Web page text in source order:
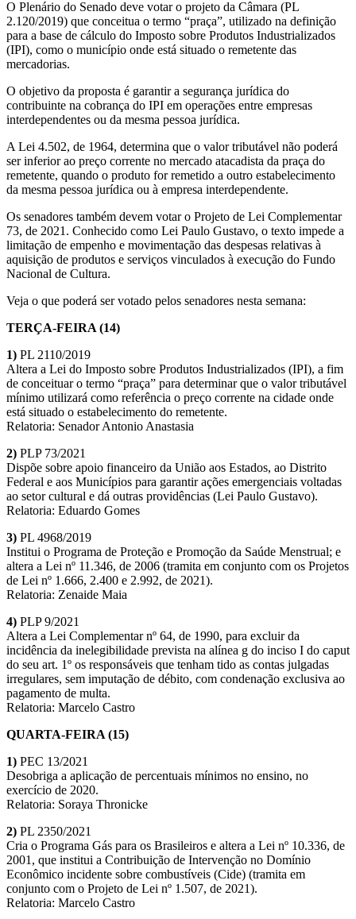
O Plenário do Senado deve votar o projeto da Câmara (PL
2.120/2019) que conceitua o termo “praça”, utilizado na definição
para a base de cálculo do Imposto sobre Produtos Industrializados
(IPI), como o município onde está situado o remetente das
mercadorias.
O objetivo da proposta é garantir a segurança jurídica do
contribuinte na cobrança do IPI em operações entre empresas
interdependentes ou da mesma pessoa jurídica.
A Lei 4.502, de 1964, determina que o valor tributável não poderá
ser inferior ao preço corrente no mercado atacadista da praça do
remetente, quando o produto for remetido a outro estabelecimento
da mesma pessoa jurídica ou à empresa interdependente.
Os senadores também devem votar o Projeto de Lei Complementar
73, de 2021. Conhecido como Lei Paulo Gustavo, o texto impede a
limitação de empenho e movimentação das despesas relativas à
aquisição de produtos e serviços vinculados à execução do Fundo
Nacional de Cultura.
Veja o que poderá ser votado pelos senadores nesta semana:
TERÇA-FEIRA (14)
1) PL 2110/2019
Altera a Lei do Imposto sobre Produtos Industrializados (IPI), a fim
de conceituar o termo “praça” para determinar que o valor tributável
mínimo utilizará como referência o preço corrente na cidade onde
está situado o estabelecimento do remetente.
Relatoria: Senador Antonio Anastasia
2) PLP 73/2021
Dispõe sobre apoio financeiro da União aos Estados, ao Distrito
Federal e aos Municípios para garantir ações emergenciais voltadas
ao setor cultural e dá outras providências (Lei Paulo Gustavo).
Relatoria: Eduardo Gomes
3) PL 4968/2019
Institui o Programa de Proteção e Promoção da Saúde Menstrual; e
altera a Lei nº 11.346, de 2006 (tramita em conjunto com os Projetos
de Lei nº 1.666, 2.400 e 2.992, de 2021).
Relatoria: Zenaide Maia
4) PLP 9/2021
Altera a Lei Complementar nº 64, de 1990, para excluir da
incidência da inelegibilidade prevista na alínea g do inciso I do caput
do seu art. 1º os responsáveis que tenham tido as contas julgadas
irregulares, sem imputação de débito, com condenação exclusiva ao
pagamento de multa.
Relatoria: Marcelo Castro
QUARTA-FEIRA (15)
1) PEC 13/2021
Desobriga a aplicação de percentuais mínimos no ensino, no
exercício de 2020.
Relatoria: Soraya Thronicke
2) PL 2350/2021
Cria o Programa Gás para os Brasileiros e altera a Lei nº 10.336, de
2001, que institui a Contribuição de Intervenção no Domínio
Econômico incidente sobre combustíveis (Cide) (tramita em
conjunto com o Projeto de Lei nº 1.507, de 2021).
Relatoria: Marcelo Castro